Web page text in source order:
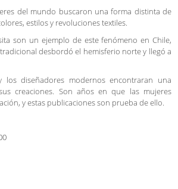
del mundo buscaron una forma distinta de
estilos y revoluciones textiles.
son un ejemplo de este fenómeno en Chile,
desbordó el hemisferio norte y llegó a
los diseñadores modernos encontraran una
creaciones. Son años en que las mujeres
y estas publicaciones son prueba de ello.